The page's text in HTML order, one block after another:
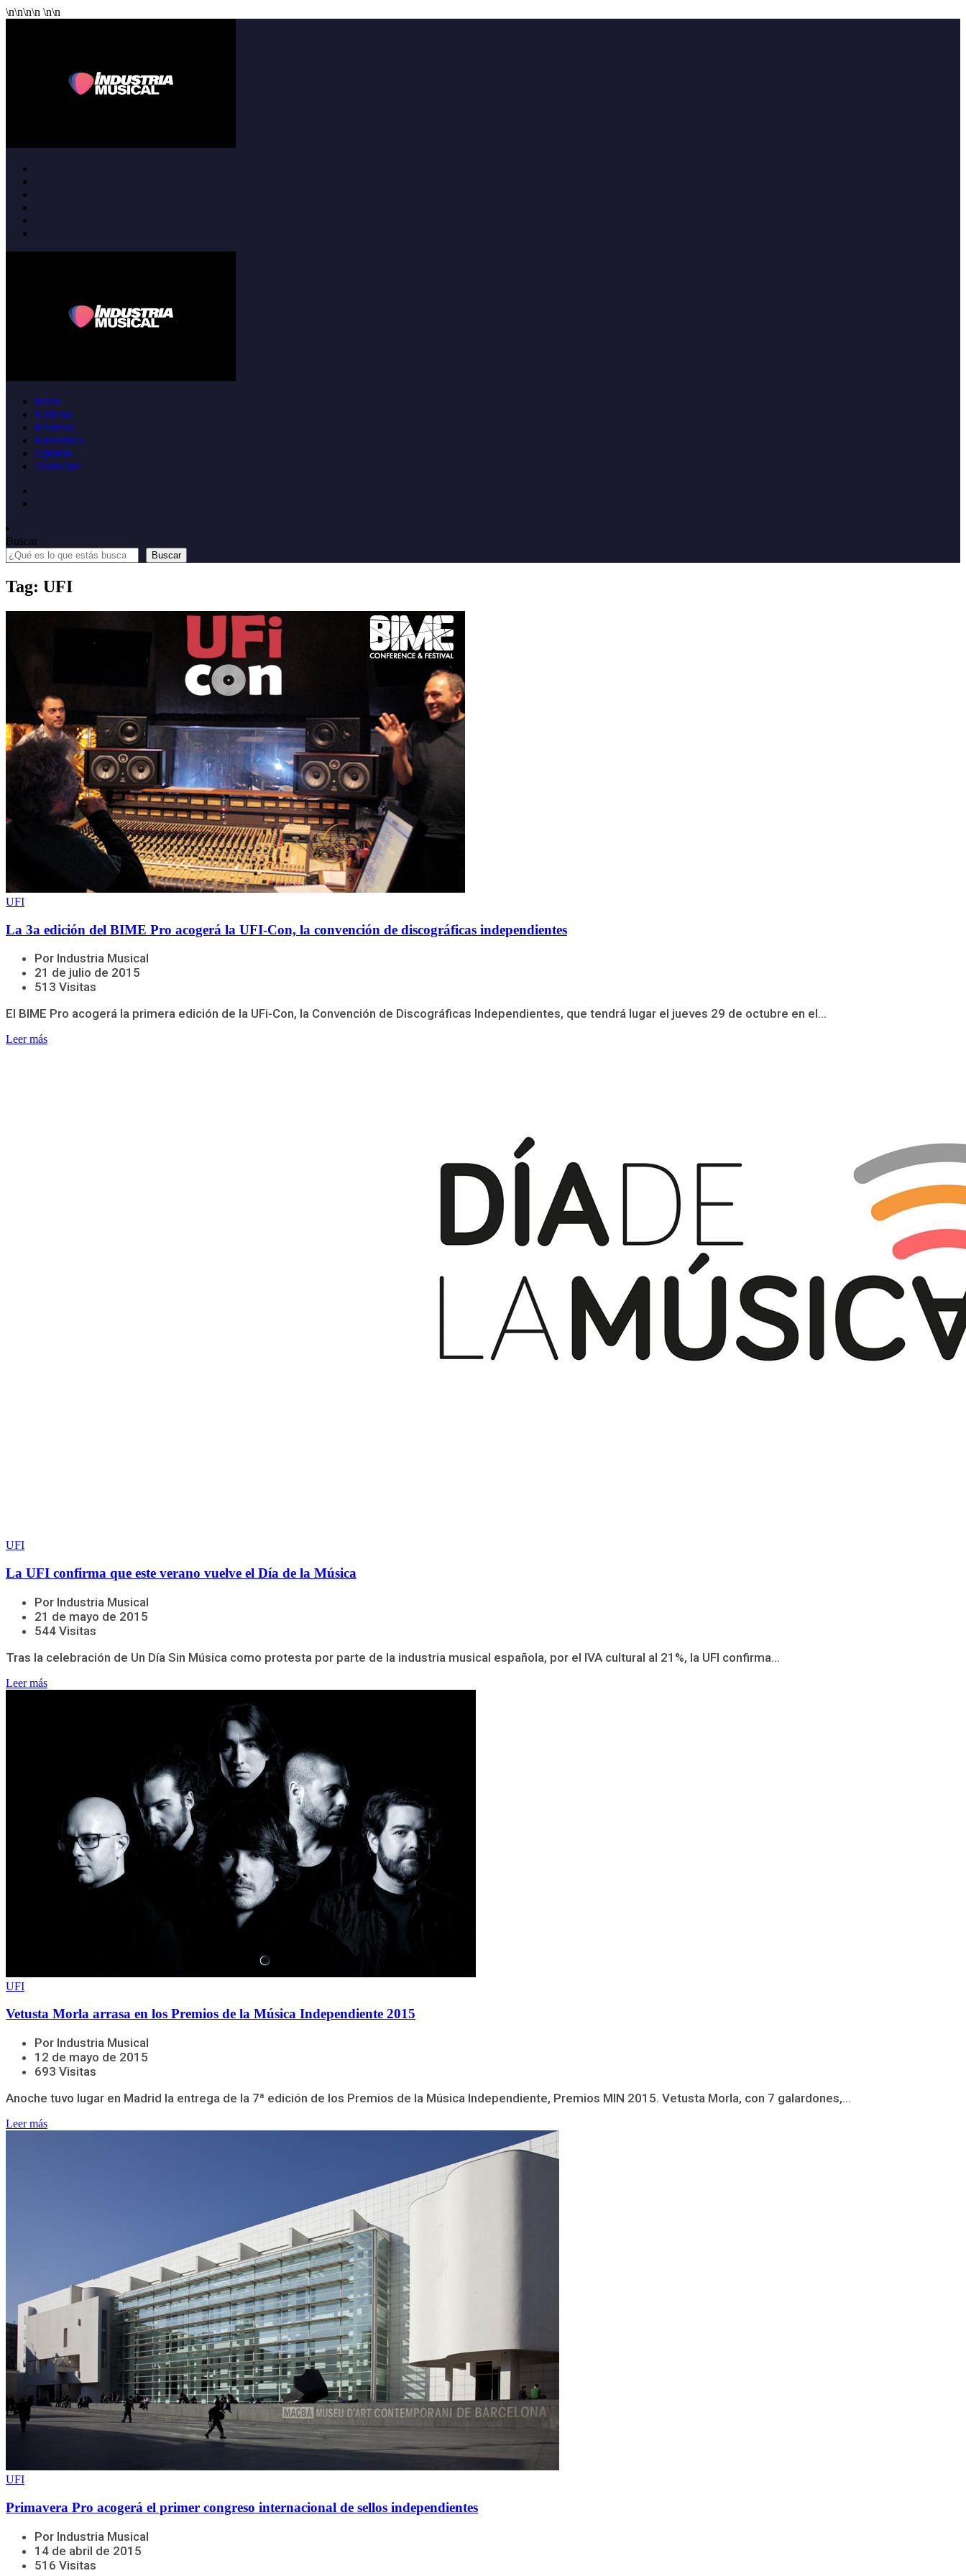
\n\n\n\n \n\n
Inicio
Noticias
Informes
Entrevistas
Opinión
Anúnciate
Buscar
Buscar
Tag: UFI
UFI
La 3a edición del BIME Pro acogerá la UFI-Con, la convención de discográficas independientes
Por Industria Musical
21 de julio de 2015
513 Visitas
El BIME Pro acogerá la primera edición de la UFi-Con, la Convención de Discográficas Independientes, que tendrá lugar el jueves 29 de octubre en el...
Leer más
UFI
La UFI confirma que este verano vuelve el Día de la Música
Por Industria Musical
21 de mayo de 2015
544 Visitas
Tras la celebración de Un Día Sin Música como protesta por parte de la industria musical española, por el IVA cultural al 21%, la UFI confirma...
Leer más
UFI
Vetusta Morla arrasa en los Premios de la Música Independiente 2015
Por Industria Musical
12 de mayo de 2015
693 Visitas
Anoche tuvo lugar en Madrid la entrega de la 7ª edición de los Premios de la Música Independiente, Premios MIN 2015. Vetusta Morla, con 7 galardones,...
Leer más
UFI
Primavera Pro acogerá el primer congreso internacional de sellos independientes
Por Industria Musical
14 de abril de 2015
516 Visitas